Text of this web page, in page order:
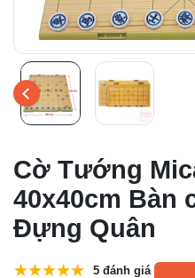
Cờ Tướng
40x40cm Bàn
Đựng Quân
5 đánh giá